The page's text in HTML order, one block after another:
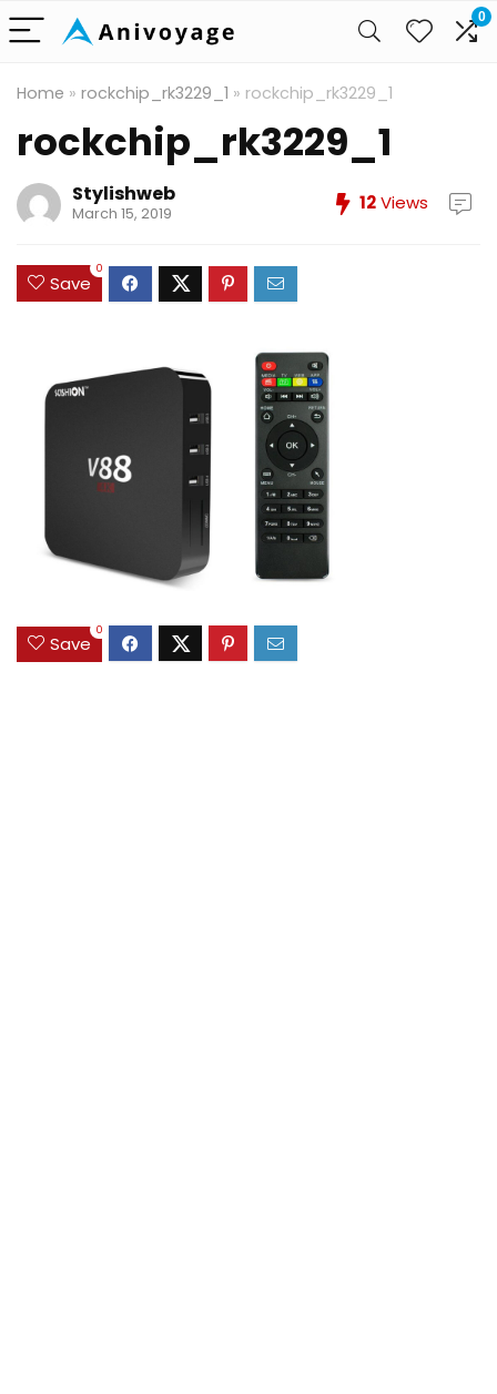
0
Home » rockchip_rk3229_1 » rockchip_rk3229_1
rockchip_rk3229_1
Stylishweb
March 15, 2019 12Views
Save
0
Save
0